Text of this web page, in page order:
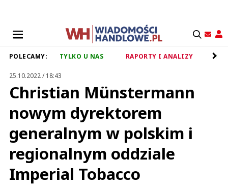
POLECAMY: TYLKO U NAS RAPORTY I ANALIZY
25.10.2022 / 18:43
Christian Münstermann
nowym dyrektorem
generalnym w polskim i
regionalnym oddziale
Imperial Tobacco